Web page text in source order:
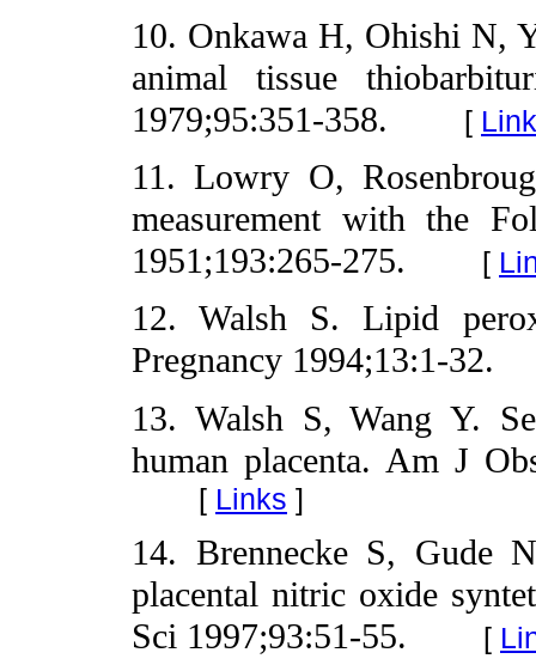
10. Onkawa H, Ohishi N,
animal tissue
1979;95:351-358.
[
11. Lowry O,
measurement with the
1951;193:265-275.
[
12. Walsh S. Lipid
Pregnancy 1994;13:1-32.
13. Walsh S, Wang Y.
human placenta. Am J
[ Links ]
14. Brennecke S, Gude
placental nitric oxide
Sci 1997;93:51-55.
[